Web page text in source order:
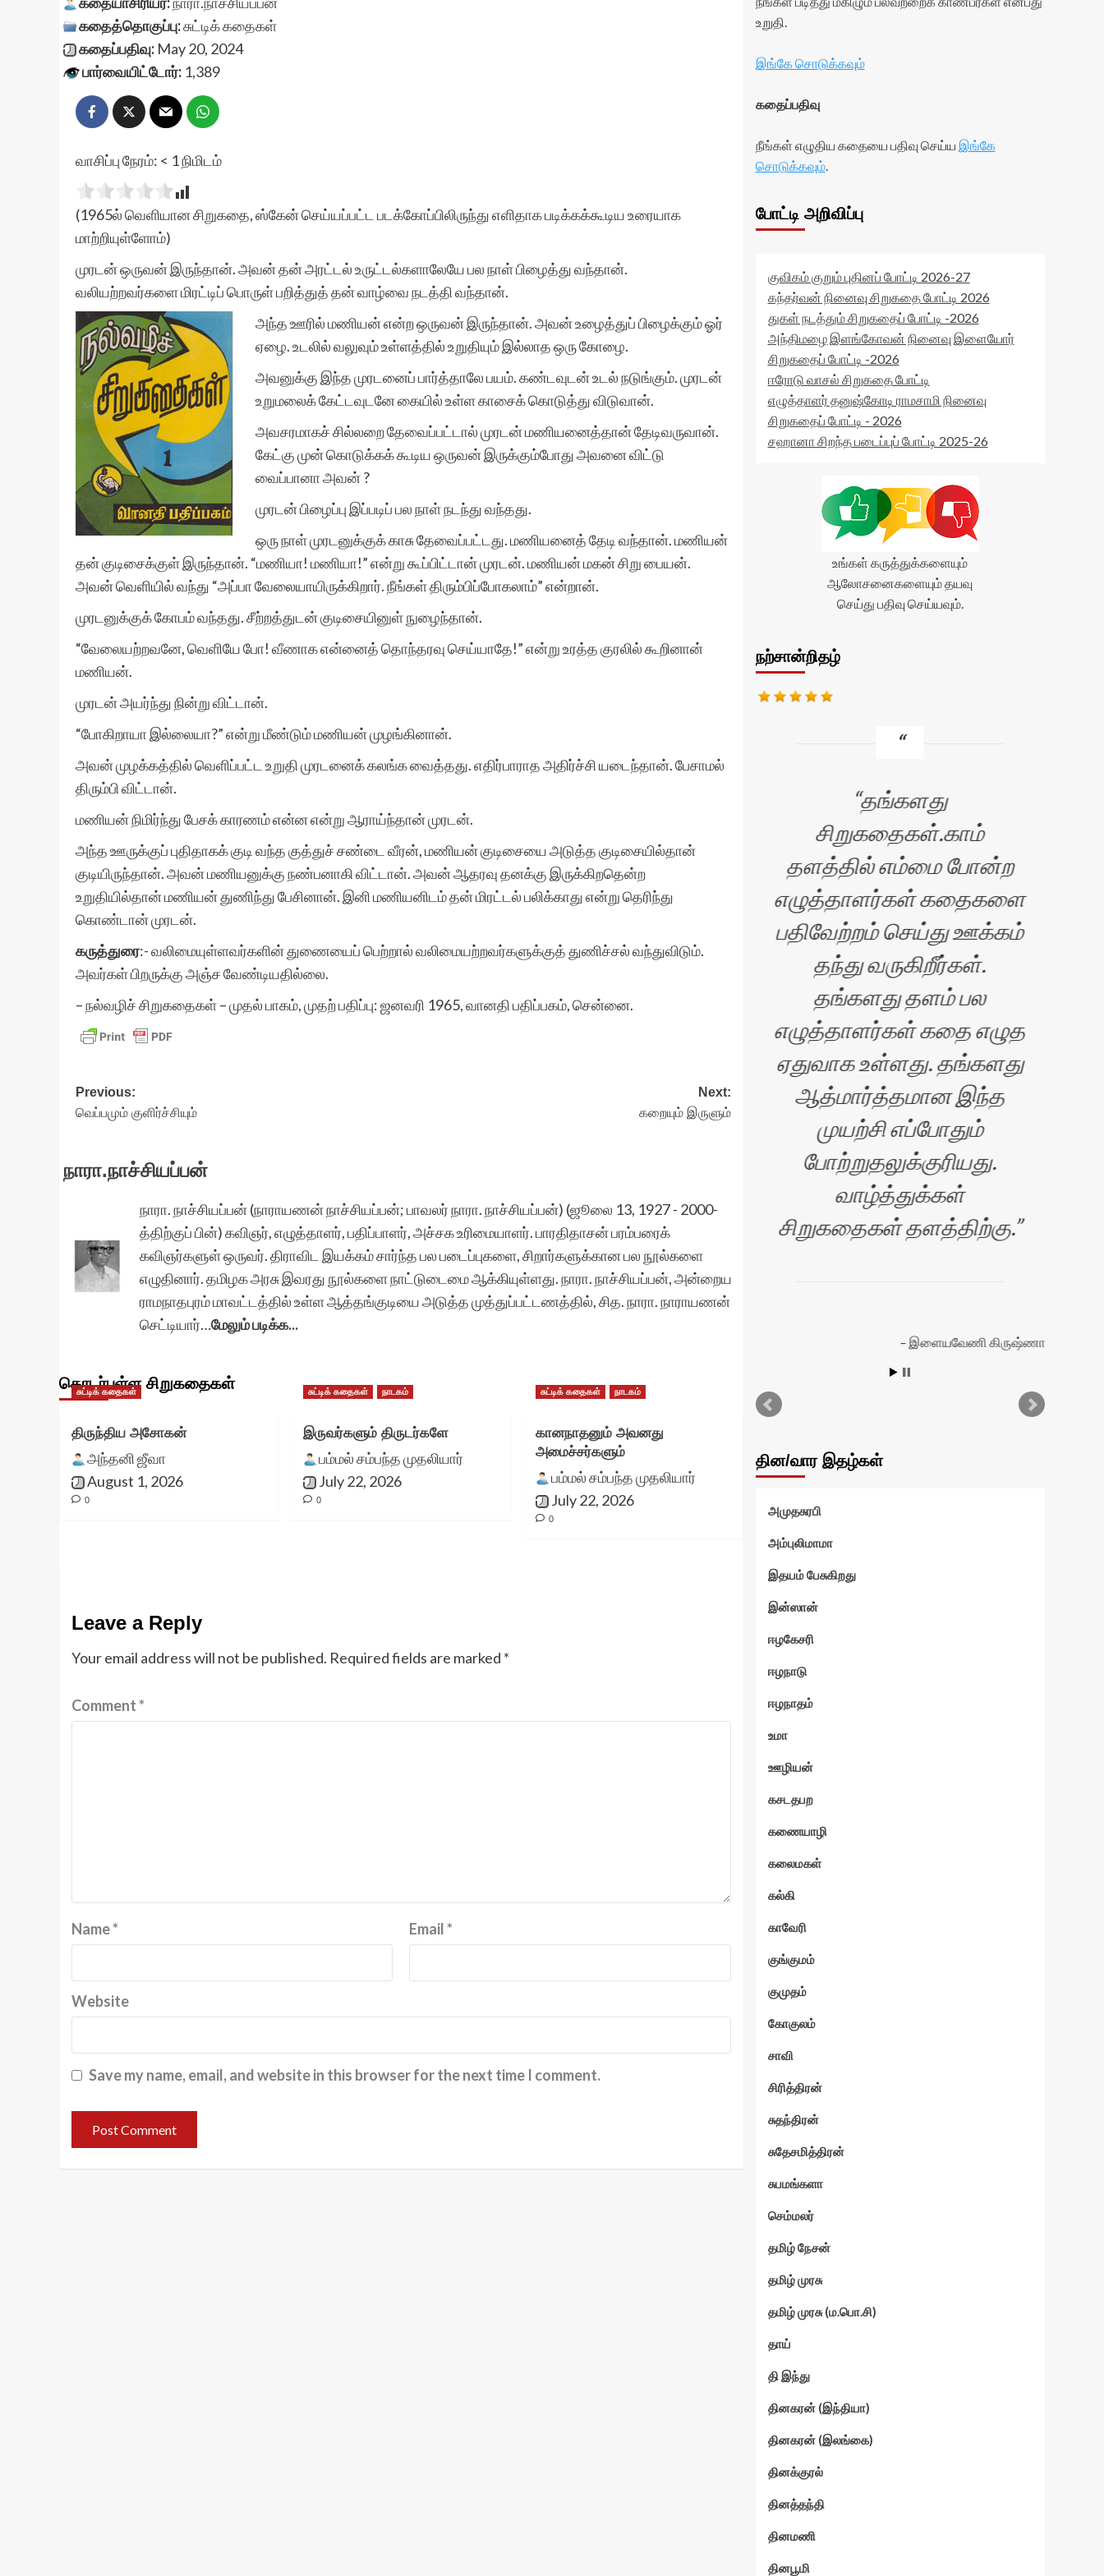
கதைத்தொகுப்பு:சுட்டிக் கதைகள்
கதைப்பதிவு: May 20, 2024
பார்வையிட்டோர்: 1,389
வாசிப்பு நேரம்: < 1நிமிடம்
(1965ல் வெளியான சிறுகதை, ஸ்கேன் செய்யப்பட்ட படக்கோப்பிலிருந்து எளிதாக படிக்கக்கூடிய உரையாக
மாற்றியுள்ளோம்)
முரடன் ஒருவன் இருந்தான். அவன் தன் அரட்டல் உருட்டல்களாலேயே பல நாள் பிழைத்து வந்தான்.
வலியற்றவர்களை மிரட்டிப் பொருள் பறித்துத் தன் வாழ்வை நடத்தி வந்தான்.
அந்த ஊரில் மணியன் என்ற ஒருவன் இருந்தான். அவன் உழைத்துப் பிழைக்கும் ஓர்
ஏழை. உடலில் வலுவும் உள்ளத்தில் உறுதியும் இல்லாத ஒரு கோழை.
அவனுக்கு இந்த முரடனைப் பார்த்தாலே பயம். கண்டவுடன் உடல் நடுங்கும். முரடன்
உறுமலைக் கேட்டவுடனே கையில் உள்ள காசைக் கொடுத்து விடுவான்.
அவசரமாகச் சில்லறை தேவைப்பட்டால் முரடன் மணியனைத்தான் தேடிவருவான்.
கேட்கு முன் கொடுக்கக் கூடிய ஒருவன் இருக்கும்போது அவனை விட்டு
வைப்பானா அவன் ?
முரடன் பிழைப்பு இப்படிப் பல நாள் நடந்து வந்தது.
ஒரு நாள் முரடனுக்குக் காசு தேவைப்பட்டது. மணியனைத் தேடி வந்தான். மணியன்
தன் குடிசைக்குள் இருந்தான். “மணியா! மணியா!” என்று கூப்பிட்டான் முரடன். மணியன் மகன் சிறு பையன்.
அவன் வெளியில் வந்து “அப்பா வேலையாயிருக்கிறார். நீங்கள் திரும்பிப்போகலாம்” என்றான்.
முரடனுக்குக் கோபம் வந்தது. சீற்றத்துடன் குடிசையினுள் நுழைந்தான்.
“வேலையற்றவனே, வெளியே போ! வீணாக என்னைத் தொந்தரவு செய்யாதே!” என்று உரத்த குரலில் கூறினான்
மணியன்.
முரடன் அயர்ந்து நின்று விட்டான்.
“போகிறாயா இல்லையா?” என்று மீண்டும் மணியன் முழங்கினான்.
அவன் முழக்கத்தில் வெளிப்பட்ட உறுதி முரடனைக் கலங்க வைத்தது. எதிர்பாராத அதிர்ச்சி யடைந்தான். பேசாமல்
திரும்பி விட்டான்.
மணியன் நிமிர்ந்து பேசக் காரணம் என்ன என்று ஆராய்ந்தான் முரடன்.
அந்த ஊருக்குப் புதிதாகக் குடி வந்த குத்துச் சண்டை வீரன், மணியன் குடிசையை அடுத்த குடிசையில்தான்
குடியிருந்தான். அவன் மணியனுக்கு நண்பனாகி விட்டான். அவன் ஆதரவு தனக்கு இருக்கிறதென்ற
உறுதியில்தான் மணியன் துணிந்து பேசினான். இனி மணியனிடம் தன் மிரட்டல் பலிக்காது என்று தெரிந்து
கொண்டான் முரடன்.
கருத்துரை:- வலிமையுள்ளவர்களின் துணையைப் பெற்றால் வலிமையற்றவர்களுக்குத் துணிச்சல் வந்துவிடும்.
அவர்கள் பிறருக்கு அஞ்ச வேண்டியதில்லை.
– நல்வழிச் சிறுகதைகள் – முதல் பாகம், முதற் பதிப்பு: ஜனவரி 1965, வானதி பதிப்பகம், சென்னை.
Post
navigation
Previous:
வெப்பமும் குளிர்ச்சியும்
Next:
கறையும் இருளும்
நாரா.நாச்சியப்பன்
நாரா. நாச்சியப்பன் (நாராயணன் நாச்சியப்பன்; பாவலர் நாரா. நாச்சியப்பன்) (ஜூலை 13, 1927 - 2000-
த்திற்குப் பின்) கவிஞர், எழுத்தாளர், பதிப்பாளர், அச்சக உரிமையாளர். பாரதிதாசன் பரம்பரைக்
கவிஞர்களுள் ஒருவர். திராவிட இயக்கம் சார்ந்த பல படைப்புகளை, சிறார்களுக்கான பல நூல்களை
எழுதினார். தமிழக அரசு இவரது நூல்களை நாட்டுடைமை ஆக்கியுள்ளது. நாரா. நாச்சியப்பன், அன்றைய
ராமநாதபுரம் மாவட்டத்தில் உள்ள ஆத்தங்குடியை அடுத்த முத்துப்பட்டணத்தில், சித. நாரா. நாராயணன்
செட்டியார்…மேலும் படிக்க...
தொடர்புள்ள சிறுகதைகள்
சுட்டிக் கதைகள்
திருந்திய அசோகன்
அந்தனி ஜீவா
August 1, 2026
0
சுட்டிக் கதைகள் நாடகம்
இருவர்களும் திருடர்களே
பம்மல் சம்பந்த முதலியார்
July 22, 2026
0
சுட்டிக் கதைகள் நாடகம்
கானநாதனும் அவனது
அமைச்சர்களும்
பம்மல் சம்பந்த முதலியார்
July 22, 2026
0
Leave a Reply
Your email address will not be published. Required fields are marked *
Comment*
Name* Email*
Website
Save my name, email, and website in this browser for the next time I comment.
உறுதி.
இங்கே சொடுக்கவும்
கதைப்பதிவு
நீங்கள் எழுதிய கதையை பதிவு செய்ய இங்கே
சொடுக்கவும்.
போட்டி அறிவிப்பு
குவிகம் குறும் புதினப் போட்டி 2026-27
கந்தர்வன் நினைவு சிறுகதை போட்டி 2026
துகள் நடத்தும் சிறுகதைப் போட்டி -2026
அந்திமழை இளங்கோவன் நினைவு இளையோர்
சிறுகதைப் போட்டி -2026
ஈரோடு வாசல் சிறுகதை போட்டி
எழுத்தாளர் தனுஷ்கோடி ராமசாமி நினைவு
சிறுகதைப் போட்டி - 2026
சஹானா சிறந்த படைப்புப் போட்டி 2025-26
உங்கள் கருத்துக்களையும்
ஆலோசனைகளையும் தயவு
செய்து பதிவு செய்யவும்.
நற்சான்றிதழ்
தொடர்கதைகளும் பல்வேறு
தலைப்புகளில்
என்னைப் போன்ற
ஏராளமான
காலத்தில் பதிவேற்றம்
செய்வது எங்களை
ஆத்மார்த்தமான
வாழ்த்துகள்.
தங்களது
சிறுகதைகள்.காம்
தளத்தில் எம்மை போன்ற
எழுத்தாளர்கள் கதைகளை
பதிவேற்றம் செய்து ஊக்கம்
தந்து வருகிறீர்கள்.
தங்களது தளம் பல
எழுத்தாளர்கள் கதை எழுத
ஏதுவாக உள்ளது. தங்களது
ஆத்மார்த்தமான இந்த
முயற்சி எப்போதும்
போற்றுதலுக்குரியது.
வாழ்த்துக்கள்
சிறுகதைகள் தளத்திற்கு.
இளையவேணி கிருஷ்ணா
தின/வார இதழ்கள்
அமுதசுரபி
அம்புலிமாமா
இதயம் பேசுகிறது
இன்ஸான்
ஈழகேசரி
ஈழநாடு
ஈழநாதம்
உமா
ஊழியன்
கசடதபற
கணையாழி
கலைமகள்
கல்கி
காவேரி
குங்குமம்
குமுதம்
கோகுலம்
சாவி
சிரித்திரன்
சுதந்திரன்
சுதேசமித்திரன்
சுபமங்களா
செம்மலர்
தமிழ் நேசன்
தமிழ் முரசு
தமிழ் முரசு (ம.பொ.சி)
தாய்
தி இந்து
தினகரன் (இந்தியா)
தினகரன் (இலங்கை)
தினக்குரல்
தினத்தந்தி
தினமணி
தினபூமி